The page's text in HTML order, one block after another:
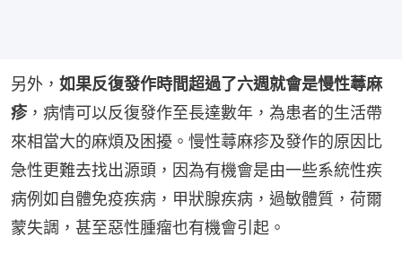
另外， 如果反復發作時間超過了六週就會是慢性蕁麻
疹，病情可以反復發作至長達數年，為患者的生活帶
來相當大的麻煩及困擾。慢性蕁麻疹及發作的原因比
急性更難去找出源頭，因為有機會是由一些系統性疾
病例如自體免疫疾病，甲狀腺疾病，過敏體質，荷爾
蒙失調，甚至惡性腫瘤也有機會引起。